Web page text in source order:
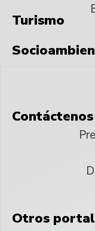
Turismo
Contáctenos
Otros